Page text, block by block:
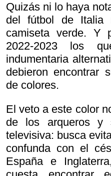
Quizás ni lo haya
del fútbol de Italia
camiseta verde. Y
2022-2023 los
indumentaria
debieron encontrar
de colores.
El veto a este color
de los arqueros
televisiva: busca
confunda con el
España e